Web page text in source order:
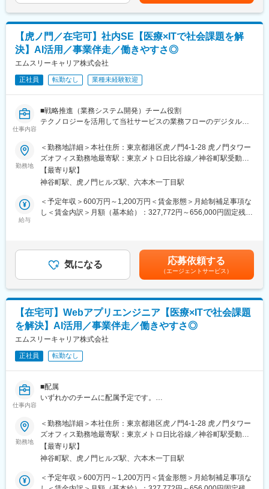
・JMDCグループの安定した経営基盤と豊富なリソースを活用し
ながら、裁量の大きい環境で主体的に案件創出に挑戦できる点が
魅力です。
・医療機関の再建や地域医療の維持に直接関わることができ、社
会的意義の高い業務に携わりながら専門性を高められます。
・ソーシングに限定せず、将来的にエグゼキューションや投資判
断にも関与できるなど、M&A領域でのキャリア幅が広がる環境で
す。
私たちエヌエスパートナーズグループは、経営パートナー事業を
軸に、
医療や介護に思い入れのある方、病院・介護事業マネジメントに
興味のある方、地域医療・産業創造にチャレンジしたい方のご参
画を、お待ちしております。
変更の範囲：会社の定める業務
■業務詳細：
・案件ソーシング
・ディールストラクチャー検討
・事業・財務デューデリジェンスの実施、その他のデューデリジ
ェンス結果の取り纏め
・事業計画の作成、バリュエーションの実施
・譲渡契約書の確認、条件交渉
・投資委員会資料の作成、取締役会資料の作成
・クロージング対応
・上記一連の業務に関するプロジェクトマネジメント、社内外調
■サポート体制：
資料作成や調査等の補助業務から開始し、OJTで会計・M&A実務
を習得。段階的にDDや分析業務へ関与し、最終的に案件全体を担
■キャリアステップ：
■組織構成：
取締役１名（50代男性）、部長1名（30代男性）、担当部長1名
（40代男性）、メンバー５名（20代～30代男女）にて構成されて
おります。
■特徴：
投資・戦略・現場改善を一体で推進する点が特徴。単なる仲介で
はなく、医療現場の課題に踏み込み、財務視点から経営改善を実
現するため高い専門性が身につきます。
私たちエヌエスパートナーズグループは、経営パートナー事業を
軸に、
医療や介護に思い入れのある方、病院・介護事業マネジメントに
興味のある方、地域医療・産業創造にチャレンジしたい方のご参
画を、お待ちしております。
変更の範囲：会社の定める業務
【虎ノ門／在宅可】社内SE【医療×ITで社会課題を解
決】AI活用／事業伴走／働きやすさ◎
エムスリーキャリア株式会社
正社員 転勤なし 業種未経験歓迎
仕事内容
■戦略推進（業務システム開発）チーム役割
テクノロジーを活用して当社サービスの業務フローのデジタル化
とが役割です。戦略推進チームのメンバーは自身で新機能開発の
要件定義から開発・リリースまで一連の工程を担います。開発し
たシステムについてはデータ分析を基に改善し、ユーザーに利用
してもらうためのノウハウ蓄積まで行います。
技術に寄りすぎるのではなく、「ビジネスにどう活用するか」と
いう視点で、事業にインパクトを与えるシステム開発に全責任を
持ってリードします。
推進
・Salesforce（顧客基盤システム）の新機能開発、およびシステ
・新事業／サービスのシステム開発や導入支援（技術選定・設計
から参画）
■業務の進め方
・「業務コンサル ＋ ディレクター ＋ プログラマー」の役割を担
い、事業成長および医療従事者の生産性向上を徹底的に推進しま
す。
・課題の整理と実装する新機能について、事業開発担当者と二人
三脚で事業構築を進めながら決定します。
・費用対効果の高い機能の開発から優先的に着手し、リリース後
めていきます。
■AI活用
「"誠実な"ビジネス展開を技術で支える」をミッションに掲げ、以
勤務地
＜勤務地詳細＞本社住所：東京都港区虎ノ門4-1-28 虎ノ門タワー
ズオフィス勤務地最寄駅：東京メトロ日比谷線／神谷町駅受動喫
煙対策：屋内喫煙可能場所あり変更の範囲：会社の定める事業所
（リモートワーク含む）
【最寄り駅】
神谷町駅、虎ノ門ヒルズ駅、六本木一丁目駅
給与
＜予定年収＞600万円～1,200万円＜賃金形態＞月給制補足事項な
し＜賃金内訳＞月額（基本給）：327,772円～656,000円固定残業
給与補足＞■昇給：年2回■評価：年2回■賞与：年2回（6月、12
月）※評価対象期間の実績などを総合的に鑑みる※ベースは1ヶ月
分給与賃金はあくまでも目安の金額であり、選考を通じて上下す
る可能性があります。月給(月額)は固定手当を含めた表記です。
気になる 応募依頼する
（エージェントサービス）
【在宅可】Webアプリエンジニア【医療×ITで社会課題
を解決】AI活用／事業伴走／働きやすさ◎
エムスリーキャリア株式会社
正社員 転勤なし
仕事内容
■配属
いずれかのチームに配属予定です。
からAWSへの移行を含めた大規模なリアーキテクティングも実施
〇新規サービスチーム：健康経営領域、病院経営領域でのサービ
ス拡大、様々な案件に企画段階から取り組んで頂く可能性が大き
い
■業務内容
・医師、薬剤師向け転職サイト、口コミサイト等のWebアプリケ
勤務地
＜勤務地詳細＞本社住所：東京都港区虎ノ門4-1-28 虎ノ門タワー
ズオフィス勤務地最寄駅：東京メトロ日比谷線／神谷町駅受動喫
煙対策：屋内喫煙可能場所あり変更の範囲：会社の定める事業所
【最寄り駅】
神谷町駅、虎ノ門ヒルズ駅、六本木一丁目駅
＜予定年収＞600万円～1,200万円＜賃金形態＞月給制補足事項な